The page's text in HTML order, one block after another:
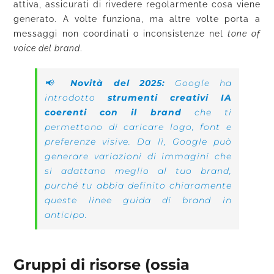
attiva, assicurati di rivedere regolarmente cosa viene
generato. A volte funziona, ma altre volte porta a
messaggi non coordinati o inconsistenze neltone of
voice del brand.
📢Novità del 2025: Google ha
introdottostrumenti creativi IA
coerenti con il brand che ti
permettono di caricare logo, font e
preferenze visive. Da lì, Google può
generare variazioni di immagini che
si adattano meglio al tuo brand,
purché tu abbia definito chiaramente
queste linee guida di brand in
anticipo.
Gruppi di risorse (ossia